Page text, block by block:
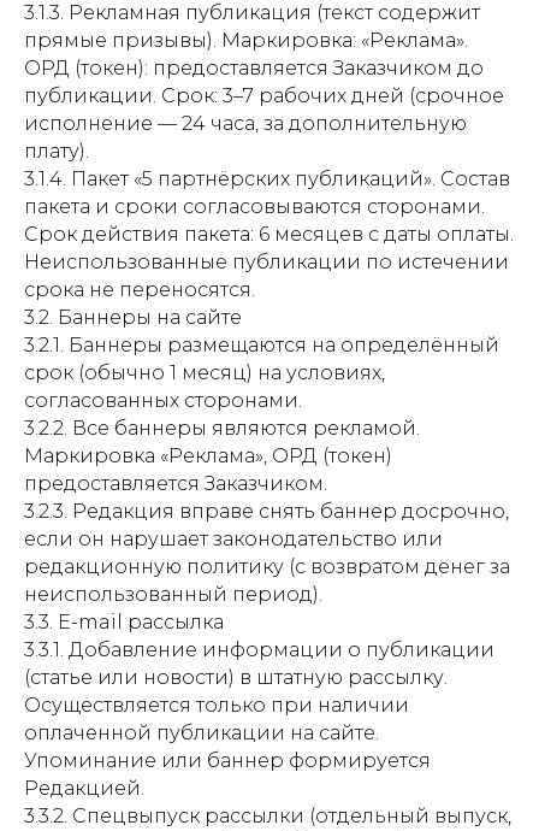
3.1.3. Рекламная публикация (текст содержит
прямые призывы). Маркировка: «Реклама».
ОРД (токен): предоставляется Заказчиком до
публикации. Срок: 3–7 рабочих дней (срочное
исполнение — 24 часа, за дополнительную
плату).
3.1.4. Пакет «5 партнёрских публикаций». Состав
пакета и сроки согласовываются сторонами.
Срок действия пакета: 6 месяцев с даты оплаты.
Неиспользованные публикации по истечении
срока не переносятся.
3.2. Баннеры на сайте
3.2.1. Баннеры размещаются на определённый
срок (обычно 1 месяц) на условиях,
согласованных сторонами.
3.2.2. Все баннеры являются рекламой.
Маркировка «Реклама», ОРД (токен)
предоставляется Заказчиком.
3.2.3. Редакция вправе снять баннер досрочно,
если он нарушает законодательство или
редакционную политику (с возвратом денег за
неиспользованный период).
3.3. E-mail рассылка
3.3.1. Добавление информации о публикации
(статье или новости) в штатную рассылку.
Осуществляется только при наличии
оплаченной публикации на сайте.
Упоминание или баннер формируется
Редакцией.
3.3.2. Спецвыпуск рассылки (отдельный выпуск,